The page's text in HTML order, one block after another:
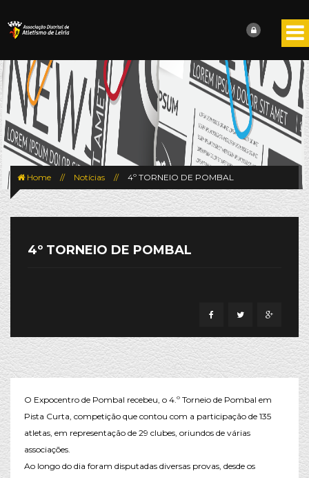
Home // Notícias // 4º TORNEIO DE POMBAL
4º TORNEIO DE POMBAL
O Expocentro de Pombal recebeu, o 4.º Torneio de Pombal em
Pista Curta, competição que contou com a participação de 135
atletas, em representação de 29 clubes, oriundos de várias
associações.
Ao longo do dia foram disputadas diversas provas, desde os